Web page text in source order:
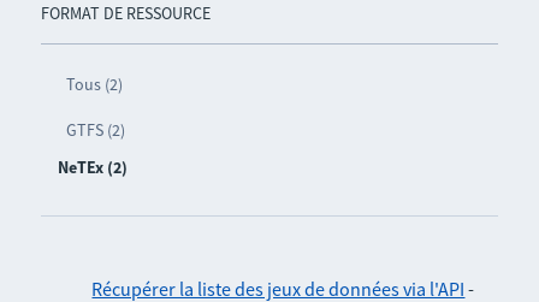
FORMAT DE RESSOURCE
Tous (2)
GTFS (2)
NeTEx (2)
Récupérer la liste des jeux de données via l'API -